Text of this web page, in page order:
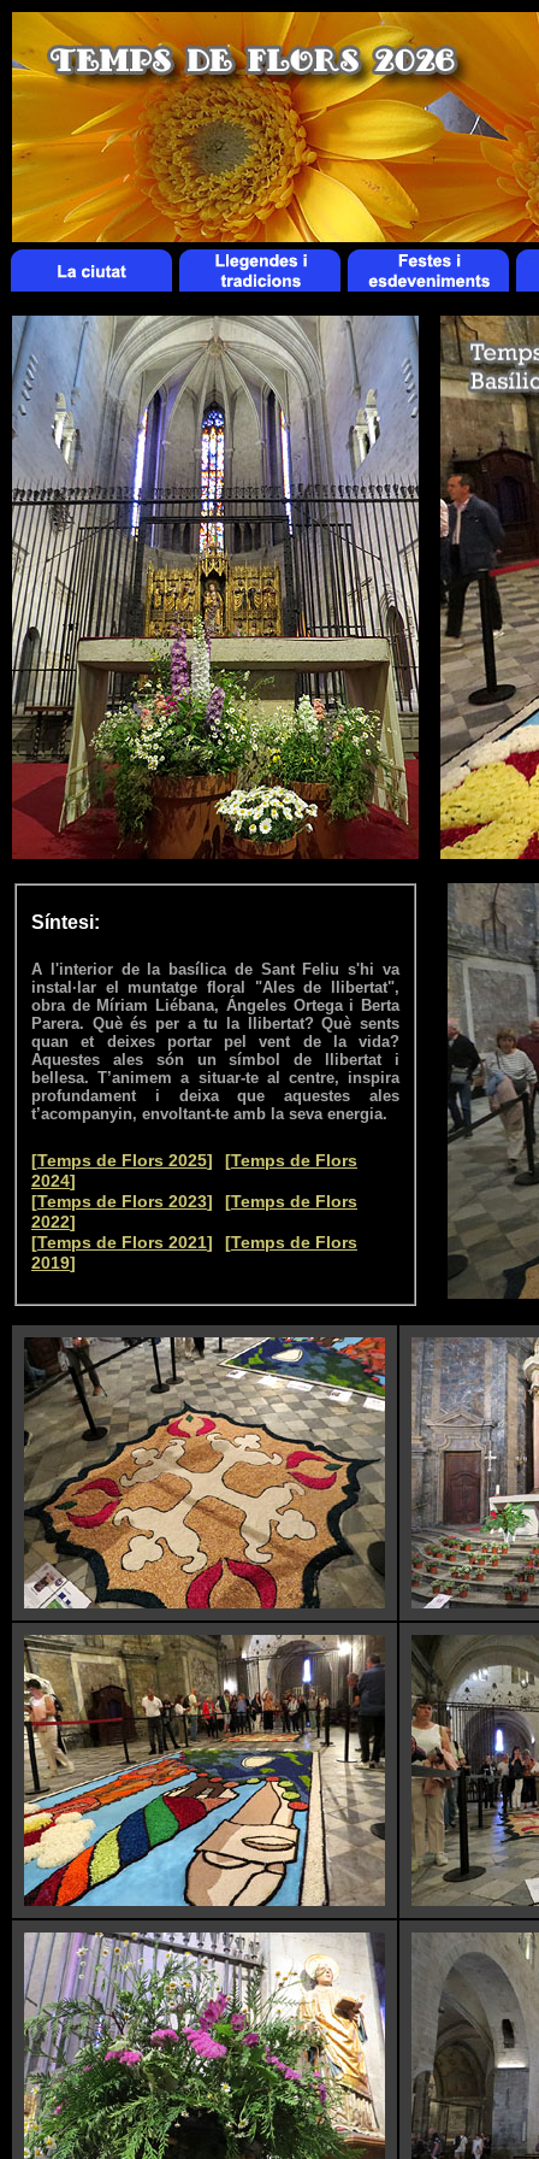
Síntesi:
A l'interior de la basílica de Sant Feliu s'hi va
instal·lar el muntatge floral "Ales de llibertat",
obra de Míriam Liébana, Ángeles Ortega i Berta
Parera. Què és per a tu la llibertat? Què sents
quan et deixes portar pel vent de la vida?
Aquestes ales són un símbol de llibertat i
bellesa. T’animem a situar-te al centre, inspira
profundament i deixa que aquestes ales
t’acompanyin, envoltant-te amb la seva energia.
[Temps de Flors 2025] [Temps de Flors
2024]
[Temps de Flors 2023] [Temps de Flors
2022]
[Temps de Flors 2021] [Temps de Flors
2019]